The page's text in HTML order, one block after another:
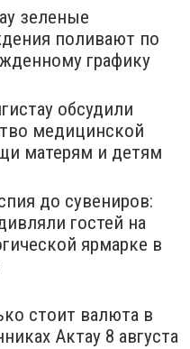
зеленые
поливают по
графику
обсудили
медицинской
матерям и детям
до сувениров:
гостей на
ярмарке в
стоит валюта в
Актау 8 августа